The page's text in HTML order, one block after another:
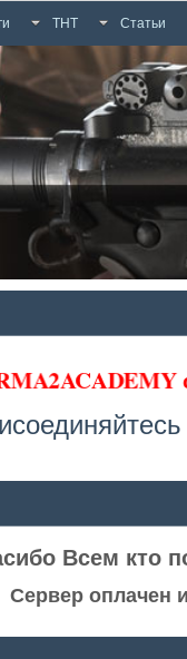
ТНТ Статьи
Всем кто
Сервер оплачен